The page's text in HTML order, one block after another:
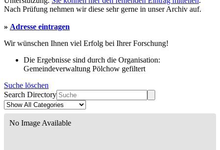
Nach Prüfung nehmen wir diese sehr gerne in unser Archiv auf.
» Adresse eintragen
Wir wünschen Ihnen viel Erfolg bei Ihrer Forschung!
Die Ergebnisse sind durch die Organisation:
Gemeindeverwaltung Pölchow gefiltert
Suche löschen
Search Directory
No Image Available